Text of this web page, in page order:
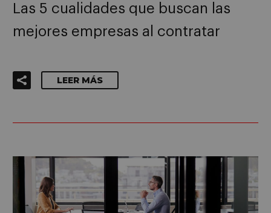
Las 5 cualidades que buscan las
mejores empresas al contratar
LEER MÁS